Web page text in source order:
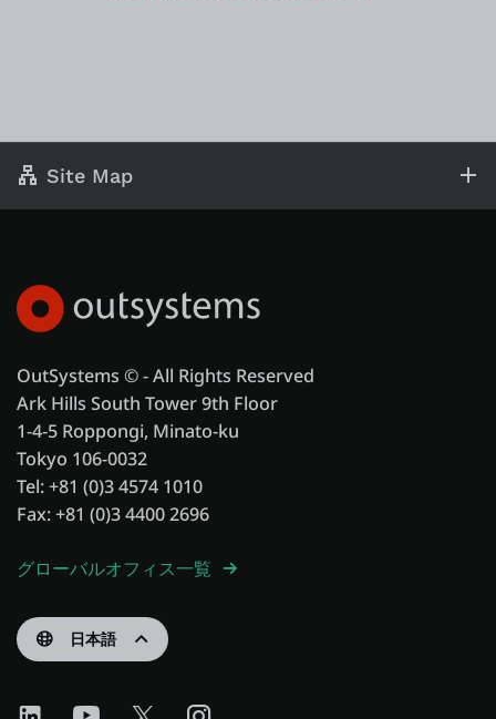
Site Map
OutSystems © - All Rights Reserved
Ark Hills South Tower 9th Floor
1-4-5 Roppongi, Minato-ku
Tokyo 106-0032
Tel: +81 (0)3 4574 1010
Fax: +81 (0)3 4400 2696
グローバルオフィス一覧
日本語